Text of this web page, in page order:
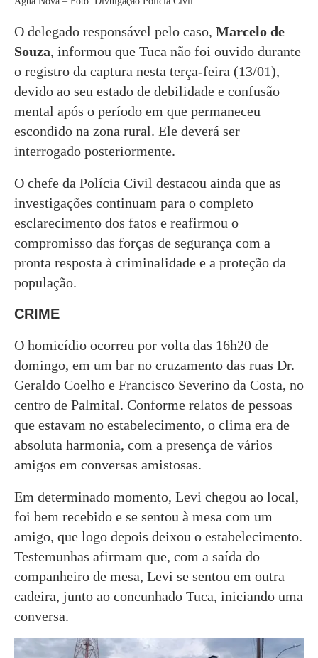
O delegado responsável pelo caso, Marcelo de
Souza, informou que Tuca não foi ouvido durante
o registro da captura nesta terça-feira (13/01),
devido ao seu estado de debilidade e confusão
mental após o período em que permaneceu
escondido na zona rural. Ele deverá ser
interrogado posteriormente.
O chefe da Polícia Civil destacou ainda que as
investigações continuam para o completo
esclarecimento dos fatos e reafirmou o
compromisso das forças de segurança com a
pronta resposta à criminalidade e a proteção da
população.
CRIME
O homicídio ocorreu por volta das 16h20 de
domingo, em um bar no cruzamento das ruas Dr.
Geraldo Coelho e Francisco Severino da Costa, no
centro de Palmital. Conforme relatos de pessoas
que estavam no estabelecimento, o clima era de
absoluta harmonia, com a presença de vários
amigos em conversas amistosas.
Em determinado momento, Levi chegou ao local,
foi bem recebido e se sentou à mesa com um
amigo, que logo depois deixou o estabelecimento.
Testemunhas afirmam que, com a saída do
companheiro de mesa, Levi se sentou em outra
cadeira, junto ao concunhado Tuca, iniciando uma
conversa.